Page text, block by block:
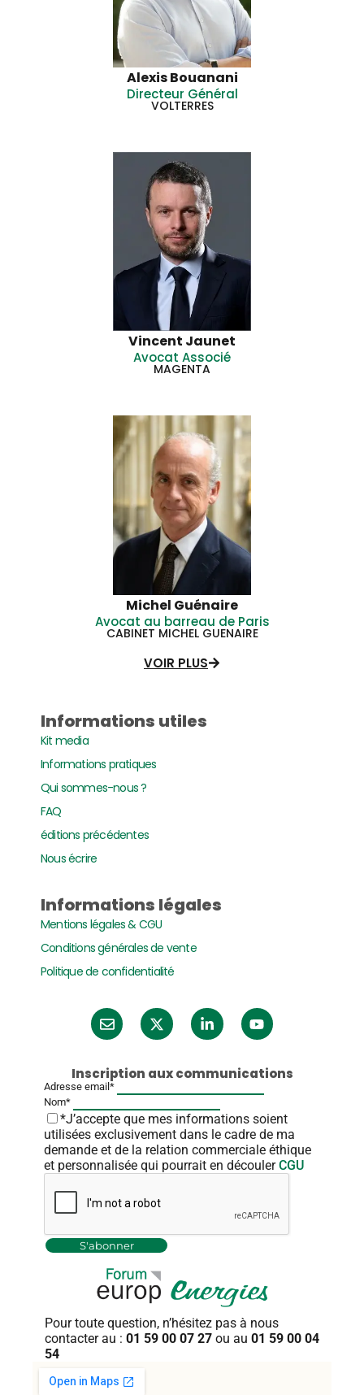
Alexis Bouanani
Directeur Général
VOLTERRES
Vincent Jaunet
Avocat Associé
MAGENTA
Michel Guénaire
Avocat au barreau de Paris
CABINET MICHEL GUENAIRE
VOIR PLUS
Informations utiles
Kit media
Informations pratiques
Qui sommes-nous ?
FAQ
éditions précédentes
Nous écrire
Informations légales
Mentions légales & CGU
Conditions générales de vente
Politique de confidentialité
Inscription aux communications
Adresse email*
Nom*
*J’accepte que mes informations soient
utilisées exclusivement dans le cadre de ma
demande et de la relation commerciale éthique
et personnalisée qui pourrait en découlerCGU
Pour toute question, n’hésitez pas à nous
contacter au : 01 59 00 07 27 ou au 01 59 00 04
54